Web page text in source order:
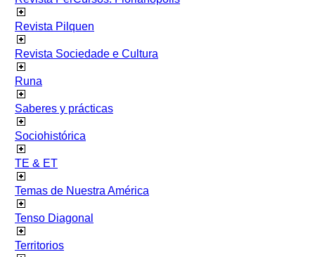
Revista Pilquen
Revista Sociedade e Cultura
Runa
Saberes y prácticas
Sociohistórica
TE & ET
Temas de Nuestra América
Tenso Diagonal
Territorios